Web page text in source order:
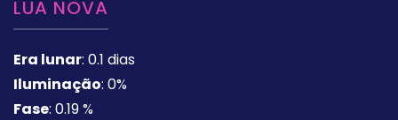
LUA NOVA
Era lunar: 0.1 dias
Iluminação: 0%
Fase: 0.19 %